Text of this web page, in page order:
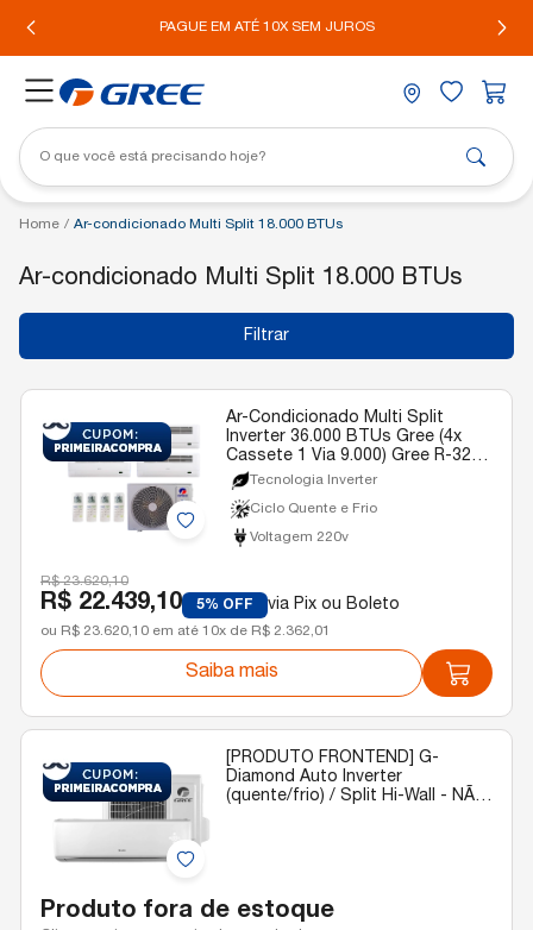
PAGUE EM ATÉ 10X SEM JUROS
Home / Ar-condicionado Multi Split 18.000 BTUs
Ar-condicionado Multi Split 18.000 BTUs
Filtrar
Ar-Condicionado Multi Split
Inverter 36.000 BTUs Gree (4x
Cassete 1 Via 9.000) Gree R-32
Quente e Frio 220v
Tecnologia Inverter
Ciclo Quente e Frio
Voltagem 220v
R$ 23.620,10
R$ 22.439,10 5% OFF via Pix ou Boleto
ou R$ 23.620,10 em até 10x de R$ 2.362,01
Saiba mais
[PRODUTO FRONTEND] G-
Diamond Auto Inverter
(quente/frio) / Split Hi-Wall - NÃO
Produto fora de estoque